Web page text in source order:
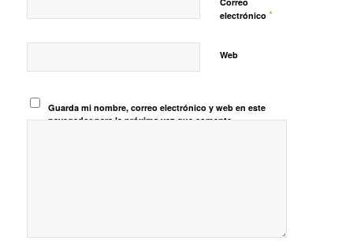
electrónico *
Web
Guarda mi nombre, correo electrónico y web en este
navegador para la próxima vez que comente.